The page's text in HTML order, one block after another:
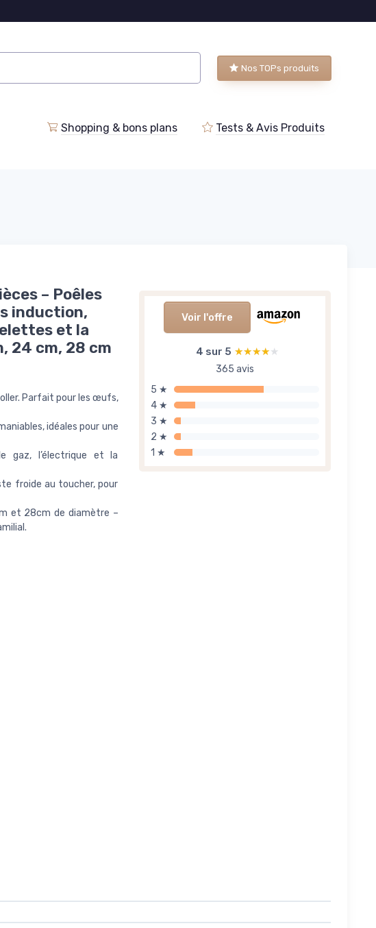
Nos TOPs produits
Shopping & bons plans Tests & Avis Produits
Voir l'offre
4 sur 5 ★★★★★
★★★★★
365 avis
5 ★
4 ★
3 ★
2 ★
1 ★
– Poêles
induction,
et la
24 cm, 28 cm
Parfait pour les œufs,
idéales pour une
gaz, l’électrique et la
froide au toucher, pour
et 28cm de diamètre –